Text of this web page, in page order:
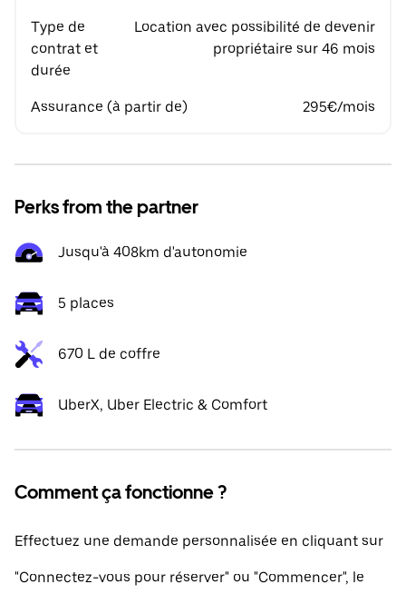
Type de
contrat et
durée
Location avec possibilité de devenir
propriétaire sur 46 mois
Assurance (à partir de) 295€/mois
Perks from the partner
Jusqu'à 408km d'autonomie
5 places
670 L de coffre
UberX, Uber Electric & Comfort
Comment ça fonctionne ?
Effectuez une demande personnalisée en cliquant sur
"Connectez-vous pour réserver" ou "Commencer", le